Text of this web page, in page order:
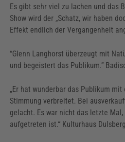
Es gibt sehr viel zu lachen und das
Show wird der „Schatz, wir haben
Effekt endlich der Vergangenheit
“Glenn Langhorst überzeugt mit
und begeistert das Publikum.”
„Er hat wunderbar das Publikum
Stimmung verbreitet. Bei
gelacht. Es war nicht das letzte
aufgetreten ist.“ Kulturhaus Dulsberg